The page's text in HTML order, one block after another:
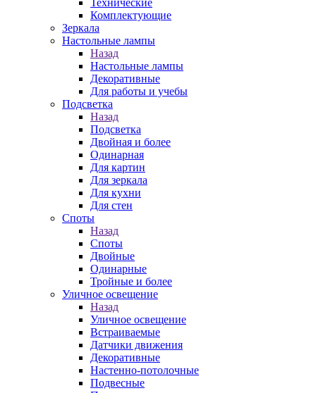
Технические
Комплектующие
Зеркала
Настольные лампы
Назад
Настольные лампы
Декоративные
Для работы и учебы
Подсветка
Назад
Подсветка
Двойная и более
Одинарная
Для картин
Для зеркала
Для кухни
Для стен
Споты
Назад
Споты
Двойные
Одинарные
Тройные и более
Уличное освещение
Назад
Уличное освещение
Встраиваемые
Датчики движения
Декоративные
Настенно-потолочные
Подвесные